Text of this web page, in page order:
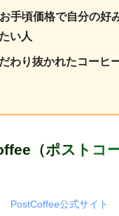
手頃価格で自分の好
い人
わり抜かれたコーヒ
（ポストコー
PostCoffee公式サイト